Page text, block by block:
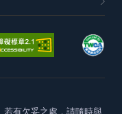
若有欠妥之處，請隨時與